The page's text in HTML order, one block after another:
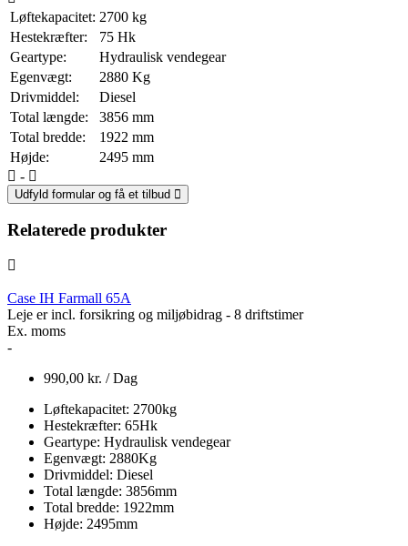
Løftekapacitet: 2700 kg
Hestekræfter:
75 Hk
Geartype:
Hydraulisk vendegear
Egenvægt:
2880 Kg
Drivmiddel:
Diesel
Total længde:
3856 mm
Total bredde:
1922 mm
Højde:
2495 mm
-
Udfyld formular og få et tilbud
Relaterede produkter
Case IH Farmall 65A
Leje er incl. forsikring og miljøbidrag - 8 driftstimer
Ex. moms
-
990,00 kr. / Dag
Løftekapacitet: 2700kg
Hestekræfter: 65Hk
Geartype: Hydraulisk vendegear
Egenvægt: 2880Kg
Drivmiddel: Diesel
Total længde: 3856mm
Total bredde: 1922mm
Højde: 2495mm